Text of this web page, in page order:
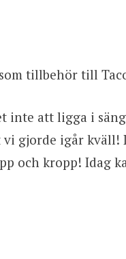
tillbehör till
inte att ligga i
gjorde igår
och kropp! Idag